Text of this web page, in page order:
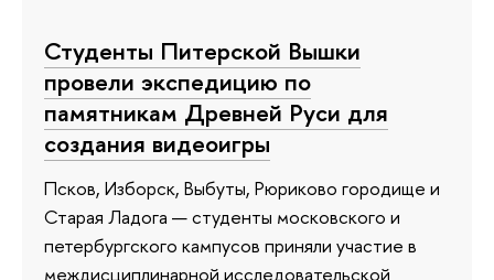
Студенты Питерской Вышки
провели экспедицию по
памятникам Древней Руси для
создания видеоигры
Псков, Изборск, Выбуты, Рюриково городище и
Старая Ладога — студенты московского и
петербургского кампусов приняли участие в
междисциплинарной исследовательской